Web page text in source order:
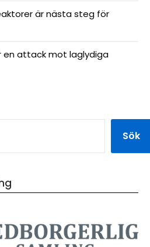
är nästa steg för
en attack mot laglydiga
Sök